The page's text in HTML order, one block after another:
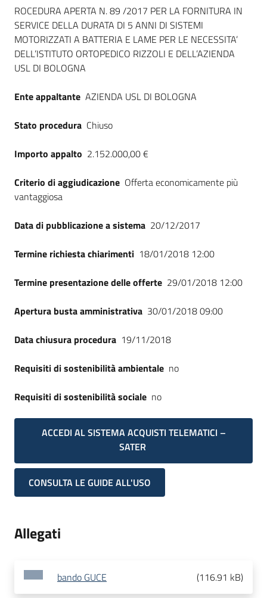
Dati del bando
ROCEDURA APERTA N. 89 /2017 PER LA FORNITURA IN
SERVICE DELLA DURATA DI 5 ANNI DI SISTEMI
MOTORIZZATI A BATTERIA E LAME PER LE NECESSITA’
DELL’ISTITUTO ORTOPEDICO RIZZOLI E DELL’AZIENDA
USL DI BOLOGNA
Ente appaltante AZIENDA USL DI BOLOGNA
Stato procedura Chiuso
Importo appalto 2.152.000,00 €
Criterio di aggiudicazione Offerta economicamente più
vantaggiosa
Data di pubblicazione a sistema 20/12/2017
Termine richiesta chiarimenti 18/01/2018 12:00
Termine presentazione delle offerte 29/01/2018 12:00
Apertura busta amministrativa 30/01/2018 09:00
Data chiusura procedura 19/11/2018
Requisiti di sostenibilità ambientale no
Requisiti di sostenibilità sociale no
ACCEDI AL SISTEMA ACQUISTI TELEMATICI –
SATER
CONSULTA LE GUIDE ALL'USO
Allegati
bando GUCE (116.91 kB)